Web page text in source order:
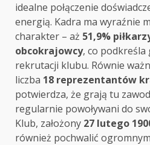
idealne połączenie
energią. Kadra ma wyraźnie
charakter – aż 51,9%
obcokrajowcy, co podkreśla
rekrutacji klubu. Równie
liczba 18 reprezentantów
potwierdza, że grają tu
regularnie powoływani do
Klub, założony 27 lutego
również pochwalić